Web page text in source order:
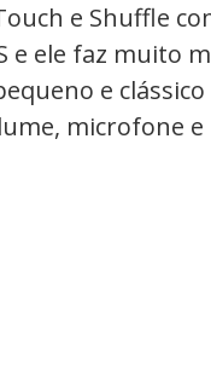
e Shuffle
e ele faz muito
e
microfone e